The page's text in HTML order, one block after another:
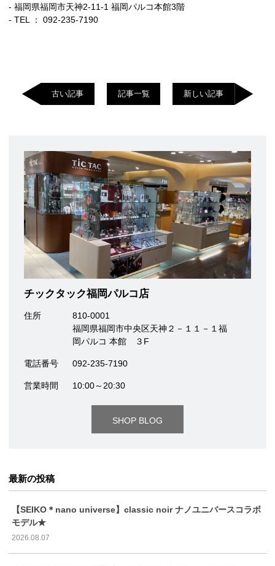
- 福岡県福岡市天神2-11-1 福岡パルコ本館3階
- TEL ： 092-235-7190
古い記事 記事一覧 新しい記事
チックタック福岡パルコ店
住所
810-0001
福岡県福岡市中央区天神２－１１－１福
岡パルコ 本館 ３F
電話番号 092-235-7190
営業時間 10:00～20:30
SHOP BLOG
最新の投稿
【SEIKO＊nano universe】classic noir ナノユニバースコラボ
モデル★
2026.08.07